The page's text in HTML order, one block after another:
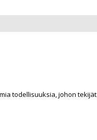
todellisuuksia, johon